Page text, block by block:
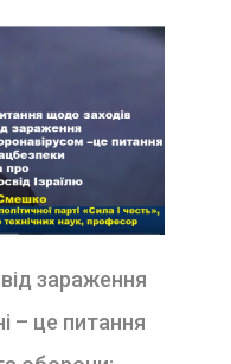
зараження
– це питання